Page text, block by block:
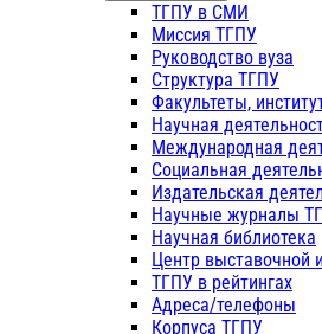
ТГПУ в СМИ
Миссия ТГПУ
Руководство вуза
Структура ТГПУ
Факультеты,
Научная
Международная
Социальная
Издательская
Научные журналы
Научная библиотека
Центр выставочной
ТГПУ в рейтингах
Адреса/телефоны
Корпуса ТГПУ